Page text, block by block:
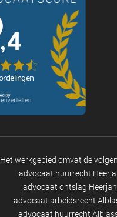
Het werkgebied omvat de
advocaat huurrecht
advocaat ontslag
advocaat arbeidsrecht
advocaat huurrecht